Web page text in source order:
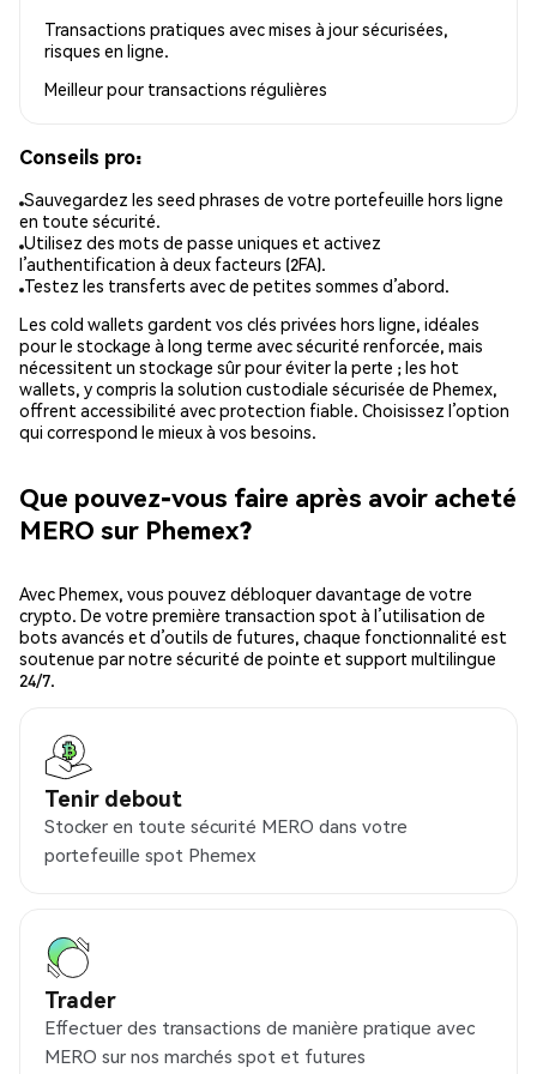
Transactions pratiques avec mises à jour sécurisées,
risques en ligne.
Meilleur pour transactions régulières
Conseils pro:
Sauvegardez les seed phrases de votre portefeuille hors ligne
en toute sécurité.
Utilisez des mots de passe uniques et activez
l’authentification à deux facteurs (2FA).
Testez les transferts avec de petites sommes d’abord.
Les cold wallets gardent vos clés privées hors ligne, idéales
pour le stockage à long terme avec sécurité renforcée, mais
nécessitent un stockage sûr pour éviter la perte ; les hot
wallets, y compris la solution custodiale sécurisée de Phemex,
offrent accessibilité avec protection fiable. Choisissez l’option
qui correspond le mieux à vos besoins.
Que pouvez-vous faire après avoir acheté
MERO sur Phemex?
Avec Phemex, vous pouvez débloquer davantage de votre
crypto. De votre première transaction spot à l’utilisation de
bots avancés et d’outils de futures, chaque fonctionnalité est
soutenue par notre sécurité de pointe et support multilingue
24/7.
Tenir debout
Stocker en toute sécurité MERO dans votre
portefeuille spot Phemex
Trader
Effectuer des transactions de manière pratique avec
MERO sur nos marchés spot et futures